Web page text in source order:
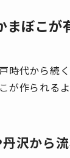
まぼこが
時代から続
が作られる
沢から